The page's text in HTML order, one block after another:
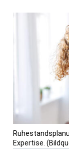
Expertise.